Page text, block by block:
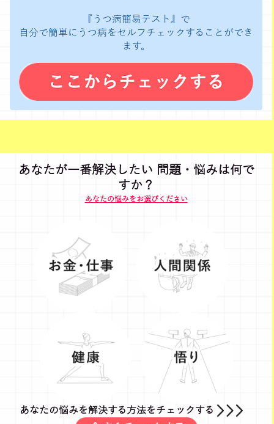
『うつ病簡易テスト』で
自分で簡単にうつ病をセルフチェックすることができ
ます。
あなたが一番解決したい 問題・悩みは何で
すか？
あなたの悩みを解決する方法をチェックする